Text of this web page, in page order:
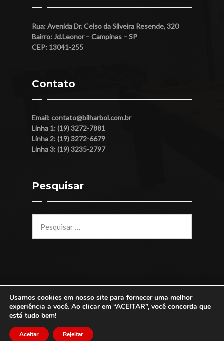
Rua: Avenida Dr. Celso da Silveira Resende, 320
Bairro: Jd.Leonor – Campinas – SP
CEP: 13041-255
Contato
Email: contato@bilharbol.com.br
Linha 1: (19) 3272-7881
Linha 2: (19) 3272-6679
Linha 3: (19) 3235-2797
Pesquisar
por:
© 2026 Bilhar Bol - Todos os direitos reservados -
Usamos cookies em nosso site para fornecer uma melhor
experiência a você. Ao clicar em “ACEITAR”, você concorda que
está tudo bem!
Aceitar Rejeitar